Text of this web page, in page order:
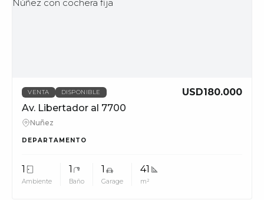
VENTA DISPONIBLE
USD180.000
Av. Libertador al 7700
Nuñez
DEPARTAMENTO
1
Ambiente
1
Baño
1
Garage
41
m²